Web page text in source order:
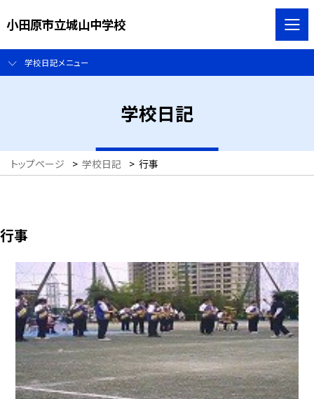
小田原市立城山中学校
学校日記メニュー
学校日記
トップページ > 学校日記 > 行事
行事